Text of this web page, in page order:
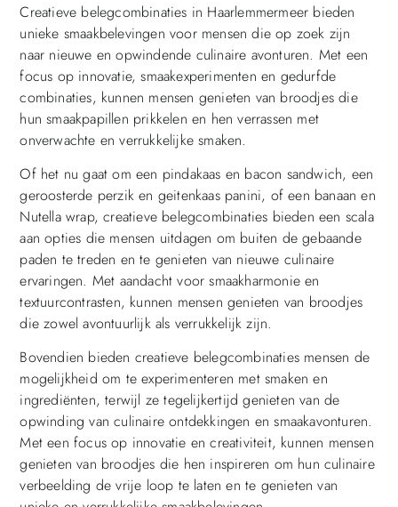
Creatieve belegcombinaties in Haarlemmermeer bieden
unieke smaakbelevingen voor mensen die op zoek zijn
naar nieuwe en opwindende culinaire avonturen. Met een
focus op innovatie, smaakexperimenten en gedurfde
combinaties, kunnen mensen genieten van broodjes die
hun smaakpapillen prikkelen en hen verrassen met
onverwachte en verrukkelijke smaken.
Of het nu gaat om een pindakaas en bacon sandwich, een
geroosterde perzik en geitenkaas panini, of een banaan en
Nutella wrap, creatieve belegcombinaties bieden een scala
aan opties die mensen uitdagen om buiten de gebaande
paden te treden en te genieten van nieuwe culinaire
ervaringen. Met aandacht voor smaakharmonie en
textuurcontrasten, kunnen mensen genieten van broodjes
die zowel avontuurlijk als verrukkelijk zijn.
Bovendien bieden creatieve belegcombinaties mensen de
mogelijkheid om te experimenteren met smaken en
ingrediënten, terwijl ze tegelijkertijd genieten van de
opwinding van culinaire ontdekkingen en smaakavonturen.
Met een focus op innovatie en creativiteit, kunnen mensen
genieten van broodjes die hen inspireren om hun culinaire
verbeelding de vrije loop te laten en te genieten van